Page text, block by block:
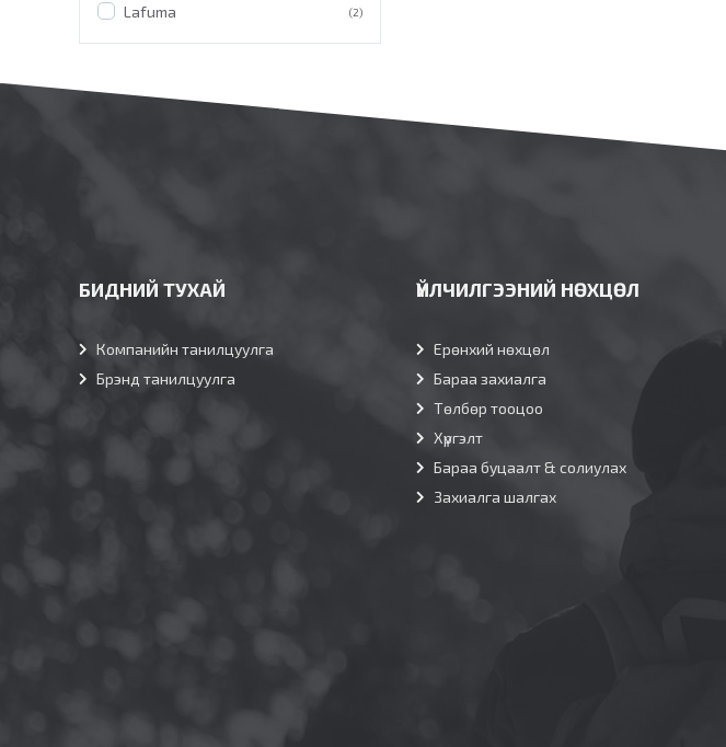
Lafuma (2)
БИДНИЙ ТУХАЙ
Компанийн танилцуулга
Брэнд танилцуулга
ҮЙЛЧИЛГЭЭНИЙ НӨХЦӨЛ
Ерөнхий нөхцөл
Бараа захиалга
Төлбөр тооцоо
Хүргэлт
Бараа буцаалт & солиулах
Захиалга шалгах